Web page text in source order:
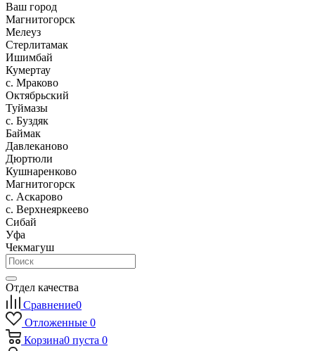
Ваш город
Магнитогорск
Мелеуз
Стерлитамак
Ишимбай
Кумертау
c. Мраково
Октябрьский
Туймазы
c. Буздяк
Баймак
Давлеканово
Дюртюли
Кушнаренково
Магнитогорск
с. Аскарово
с. Верхнеяркеево
Сибай
Уфа
Чекмагуш
Отдел качества
Сравнение0
Отложенные 0
Корзина0 пуста 0